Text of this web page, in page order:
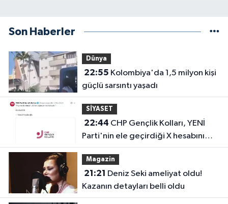
Son Haberler
Dünya
22:55
güçlü sarsıntı yaşadı
SİYASET
22:44
Parti'nin ele geçirdiği X hesabını
geri aldı!
Magazin
21:21
Kazanın detayları belli oldu